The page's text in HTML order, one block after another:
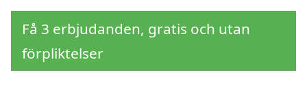
Få 3 erbjudanden, gratis och utan
förpliktelser